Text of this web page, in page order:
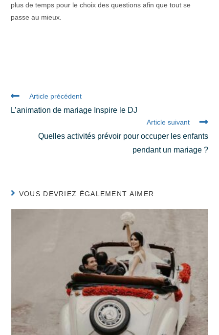
plus de temps pour le choix des questions afin que tout se
passe au mieux.
Article précédent
L’animation de mariage Inspire le DJ
Article suivant
Quelles activités prévoir pour occuper les enfants
pendant un mariage ?
VOUS DEVRIEZ ÉGALEMENT AIMER